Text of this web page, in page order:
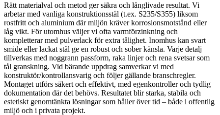
Rätt materialval och metod ger säkra och långlivade resultat. Vi
arbetar med vanliga konstruktionsstål (t.ex. S235/S355) liksom
rostfritt och aluminium där miljön kräver korrosionsmotstånd eller
låg vikt. För utomhus väljer vi ofta varmförzinkning och
kompletterar med pulverlack för extra tålighet. Inomhus kan svart
smide eller lackat stål ge en robust och sober känsla. Varje detalj
tillverkas med noggrann passform, raka linjer och rena svetsar som
tål granskning. Vid bärande uppdrag samverkar vi med
konstruktör/kontrollansvarig och följer gällande branschregler.
Montaget utförs säkert och effektivt, med egenkontroller och tydlig
dokumentation där det behövs. Resultatet blir starka, stabila och
estetiskt genomtänkta lösningar som håller över tid – både i offentlig
miljö och i privata projekt.